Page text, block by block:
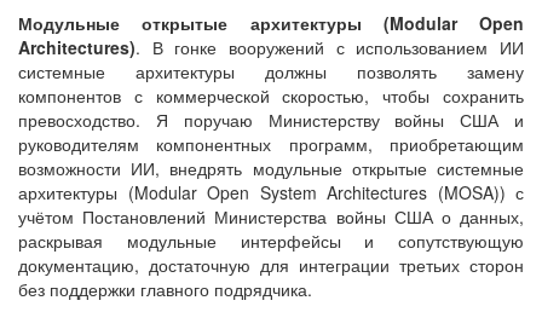
Модульные открытые архитектуры (Modular
Open
Architectures). В гонке вооружений с использованием ИИ
системные архитектуры должны позволять замену
компонентов с коммерческой скоростью, чтобы сохранить
превосходство. Я поручаю Министерству войны США и
руководителям компонентных программ, приобретающим
возможности ИИ, внедрять модульные открытые системные
архитектуры (Modular Open System Architectures (MOSA)) с
учётом Постановлений Министерства войны США о данных,
раскрывая модульные интерфейсы и сопутствующую
документацию, достаточную для интеграции третьих сторон
без поддержки главного подрядчика.